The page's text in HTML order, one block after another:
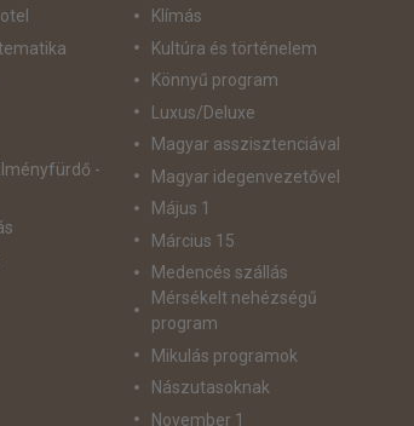
-
Klímás
Kultúra és történelem
Könnyű program
Luxus/Deluxe
Magyar asszisztenciával
Magyar idegenvezetővel
Május 1
Március 15
Medencés szállás
Mérsékelt nehézségű
program
Mikulás programok
Nászutasoknak
November 1